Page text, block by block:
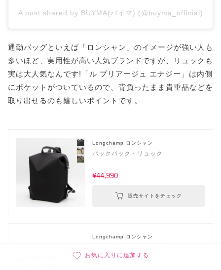
A post shared by BUYMA(バイマ) (@buyma_official)
通勤バッグといえば「ロンシャン」のイメージが強い人も
多いほど、実用性が高い人気ブランドですが、リュックも
実は大人気なんです!「ル プリアージュ エナジー」は内側
にポケットがついているので、背負ったまま貴重品などを
取り出せるのも嬉しいポイントです。
Longchamp ロンシャン
バックパック・リュック
¥44,990
販売サイトをチェック
Longchamp ロンシャン
お気に入りに追加する